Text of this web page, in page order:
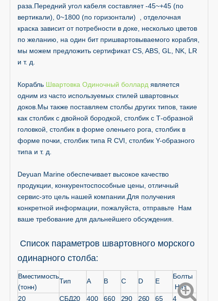
раза.Передний угол кабеля составляет -45~+45 (по
вертикали), 0~1800 (по горизонтали) , отделочная
краска зависит от потребности в доке, несколько цветов
по желанию, на один бит пришвартовываемого корабля,
мы можем предложить сертификат CS, ABS, GL, NK, LR
и т. д.
Корабль Швартовка Одиночный боллард является
одним из часто используемых стилей швартовных
доков.Мы также поставляем столбы других типов, такие
как столбик с двойной бородкой, столбик с Т-образной
головкой, столбик в форме оленьего рога, столбик в
форме почки, столбик типа R CVI, столбик Y-образного
типа и т. д.
Deyuan Marine обеспечивает высокое качество
продукции, конкурентоспособные цены, отличный
сервис-это цель нашей компании.Для получения
конкретной информации, пожалуйста, отправьте Нам
ваше требование для дальнейшего обсуждения.
Список параметров швартовного морского
одинарного столба:
Вместимость
(тонн)
Тип A B C D E
Болты
Нет.
20 СБД20 400 660 290 260 65 4